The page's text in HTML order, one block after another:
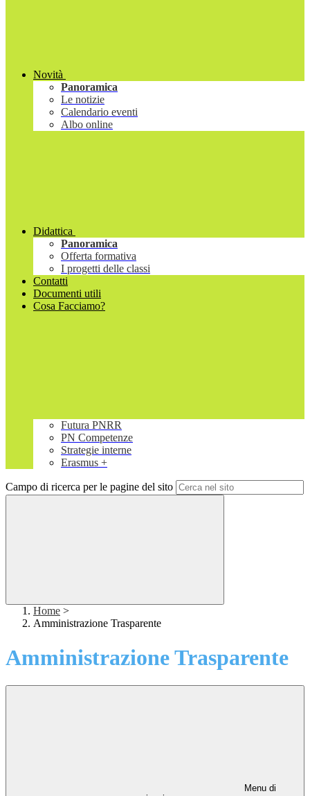
Novità
Panoramica
Le notizie
Calendario eventi
Albo online
Didattica
Panoramica
Offerta formativa
I progetti delle classi
Contatti
Documenti utili
Cosa Facciamo?
Futura PNRR
PN Competenze
Strategie interne
Erasmus +
Campo di ricerca per le pagine del sito
Home >
Amministrazione Trasparente
Amministrazione Trasparente
Menu di